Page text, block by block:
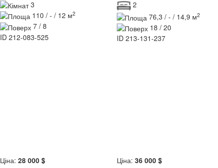
3
110 / - / 12 м2
7 / 8
ID 212-083-525
2
76,3 / - / 14,9 м2
18 / 20
ID 213-131-237
Ціна: 28 000 $ Ціна: 36 000 $